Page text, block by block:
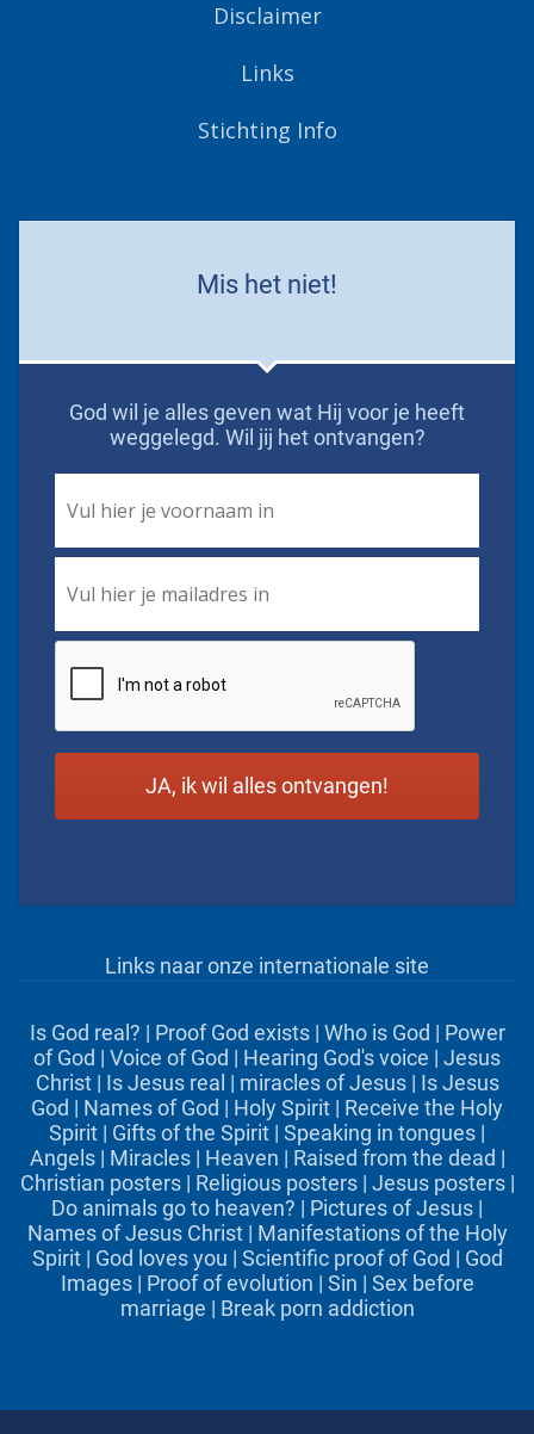
Disclaimer
Links
Stichting Info
Mis het niet!
God wil je alles geven wat Hij voor je heeft
weggelegd. Wil jij het ontvangen?
Name *
Links naar onze internationale site
Is God real? | Proof God exists| Who is God | Power
of God | Voice of God | Hearing God's voice | Jesus
Christ| Is Jesus real | miracles of Jesus| Is Jesus
God | Names of God | Holy Spirit | Receive the Holy
Spirit | Gifts of the Spirit | Speaking in tongues |
Angels| Miracles| Heaven | Raised from the dead |
Christian posters| Religious posters| Jesus posters|
Do animals go to heaven? | Pictures of Jesus |
Names of Jesus Christ| Manifestations of the Holy
Spirit| God loves you | Scientific proof of God | God
Images| Proof of evolution | Sin | Sex before
marriage | Break porn addiction